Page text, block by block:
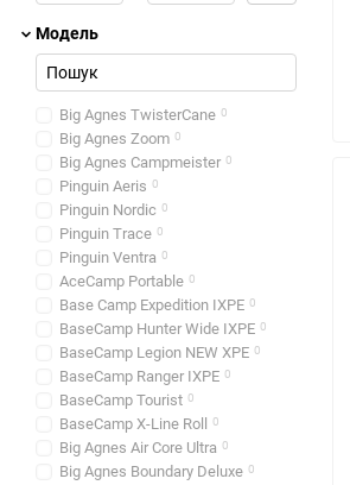
Модель
Big Agnes TwisterCane 0
Big Agnes Zoom 0
Big Agnes Campmeister 0
Pinguin Aeris 0
Pinguin Nordic 0
Pinguin Trace 0
Pinguin Ventra 0
AceCamp Portable 0
Base Camp Expedition IXPE 0
BaseCamp Hunter Wide IXPE 0
BaseCamp Legion NEW XPE 0
BaseCamp Ranger IXPE 0
BaseCamp Tourist 0
BaseCamp X-Line Roll 0
Big Agnes Air Core Ultra 0
Big Agnes Boundary Deluxe 0